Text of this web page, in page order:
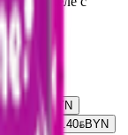
1.40 BYNBYN
1.40 BYN BYN
индейкой 1.40BYNBYN